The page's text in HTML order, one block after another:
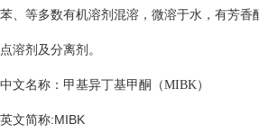
苯、等多数有机溶剂混溶，微溶于水，有芳香
点溶剂及分离剂。
中文名称：甲基异丁基甲酮 （MIBK）
英文简称:MIBK